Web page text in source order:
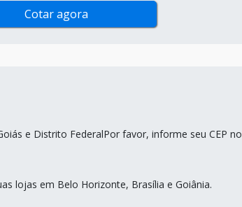
Cotar agora
e Distrito FederalPor favor, informe seu CEP no
lojas em Belo Horizonte, Brasília e Goiânia.